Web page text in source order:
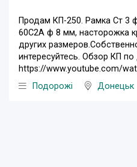
Продам КП-250. Рамка Ст 3
60С2А ф 8 мм, насторожка
других
интересуйтесь. Обзор КП
https://www.youtube.com/
Подорожі
Донецьк